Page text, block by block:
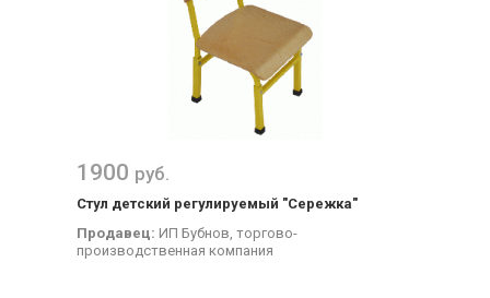
1900 руб.
Стул детский регулируемый "Сережка"
Продавец: ИП Бубнов, торгово-
производственная компания